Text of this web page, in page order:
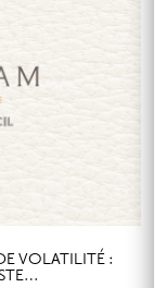
VOLATILITÉ :